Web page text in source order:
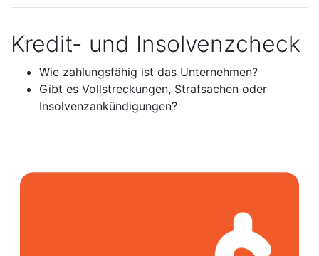
Kredit- und Insolvenzcheck
Wie zahlungsfähig ist das Unternehmen?
Gibt es Vollstreckungen, Strafsachen oder
Insolvenzankündigungen?